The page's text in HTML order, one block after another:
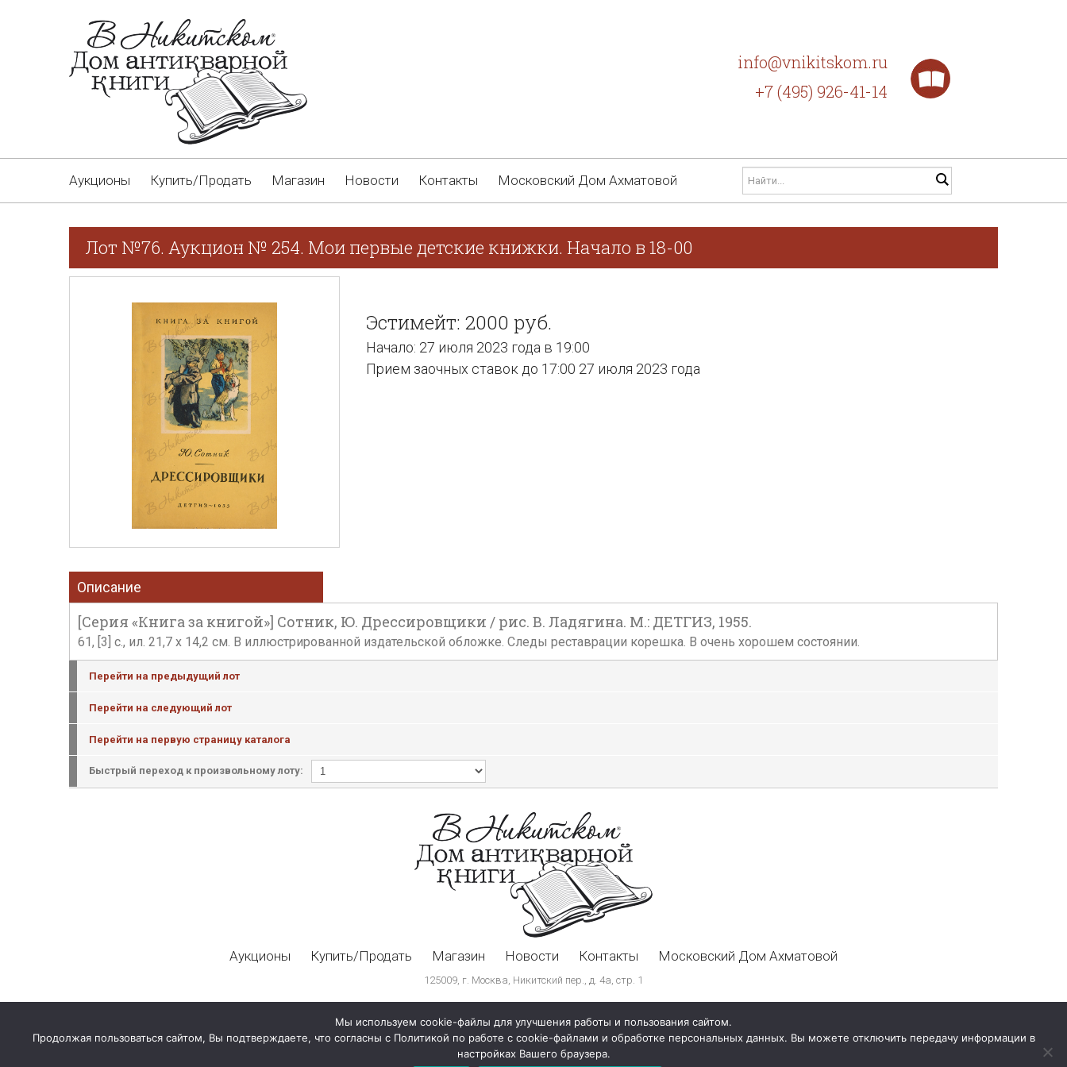
info@vnikitskom.ru
+7 (495) 926-41-14
Аукционы Купить/Продать Магазин Новости Контакты Московский Дом Ахматовой
Лот №76. Аукцион № 254. Мои первые детские книжки. Начало в 18-00
Эстимейт: 2000 руб.
Начало: 27 июля 2023 года в 19:00
Прием заочных ставок до 17:00 27 июля 2023 года
Описание
[Серия «Книга за книгой»] Сотник, Ю. Дрессировщики / рис. В. Ладягина. М.: ДЕТГИЗ, 1955.
61, [3] с., ил. 21,7 х 14,2 см. В иллюстрированной издательской обложке. Следы реставрации корешка. В очень хорошем состоянии.
Перейти на предыдущий лот
Перейти на следующий лот
Перейти на первую страницу каталога
Быстрый переход к произвольному лоту:
Аукционы Купить/Продать Магазин Новости Контакты Московский Дом Ахматовой
125009, г. Москва, Никитский пер., д. 4а, стр. 1
Мы используем cookie-файлы для улучшения работы и пользования сайтом.
Продолжая пользоваться сайтом, Вы подтверждаете, что согласны с Политикой по работе с cookie-файлами и обработке персональных данных. Вы можете отключить передачу информации в
настройках Вашего браузера.